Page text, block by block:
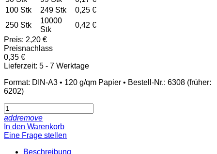
100 Stk
249 Stk
0,25 €
250 Stk
10000
Stk
0,42 €
Preis: 2,20 €
Preisnachlass
0,35 €
Lieferzeit: 5 - 7 Werktage
Format: DIN-A3 • 120 g/qm Papier • Bestell-Nr.: 6308 (früher:
6202)
addremove
In den Warenkorb
Eine Frage stellen
Beschreibung